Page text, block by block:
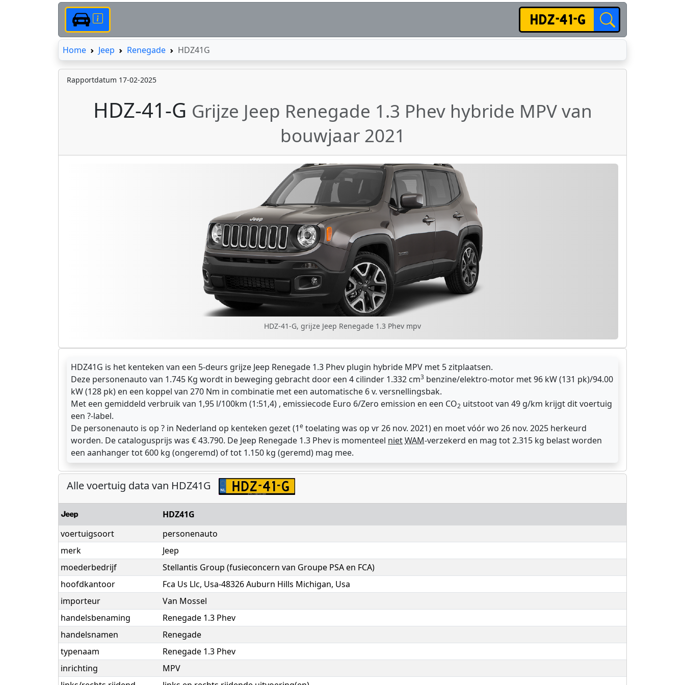
HomeHome
Jeep Renegade HDZ41G
Rapportdatum 17-02-2025
HDZ-41-G Grijze Jeep Renegade 1.3 Phev hybride MPV van
bouwjaar 2021
HDZ-41-G, grijze Jeep Renegade 1.3 Phev mpv
HDZ41G is het kenteken van een 5-deurs grijze Jeep Renegade 1.3 Phev plugin hybride MPV met 5 zitplaatsen.
Deze personenauto van 1.745 Kg wordt in beweging gebracht door een 4 cilinder 1.332 cm3 benzine/elektro-motor met 96 kW (131 pk)/94.00
kW (128 pk) en een koppel van 270 Nm in combinatie met een automatische 6 v. versnellingsbak.
Met een gemiddeld verbruik van 1,95 l/100km (1:51,4) , emissiecode Euro 6/Zero emission en een CO2 uitstoot van 49 g/km krijgt dit voertuig
een ?-label.
De personenauto is op ? in Nederland op kenteken gezet (1e toelating was op vr 26 nov. 2021) en moet vóór wo 26 nov. 2025 herkeurd
worden. De catalogusprijs was € 43.790. De Jeep Renegade 1.3 Phev is momenteel nietWAM-verzekerd en mag tot 2.315 kg belast worden
een aanhanger tot 600 kg (ongeremd) of tot 1.150 kg (geremd) mag mee.
Alle voertuig data van HDZ41G
HDZ41G
voertuigsoort
personenauto
merk
Jeep
moederbedrijf
Stellantis Group (fusieconcern van Groupe PSA en FCA)
hoofdkantoor
Fca Us Llc, Usa-48326 Auburn Hills Michigan, Usa
importeur
Van Mossel
handelsbenaming
Renegade 1.3 Phev
handelsnamen
Renegade
typenaam
Renegade 1.3 Phev
inrichting
MPV